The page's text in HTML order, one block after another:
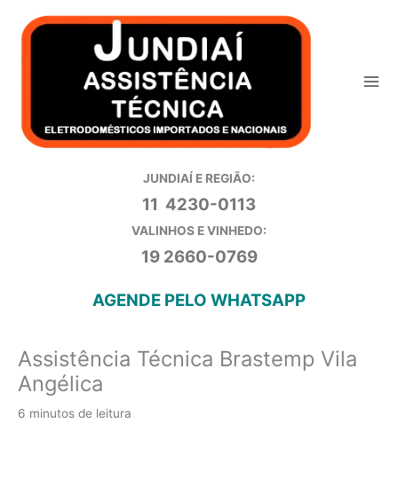
para
JUNDIAÍ E REGIÃO:
11 4230-0113
VALINHOS E VINHEDO:
19 2660-0769
AGENDE PELO WHATSAPP
Assistência Técnica Brastemp Vila
Angélica
6 minutos de leitura